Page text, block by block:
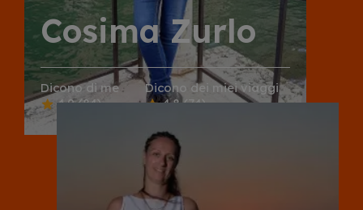
Cosima Zurlo
Dicono di me
4.9(84)
Dicono dei miei viaggi
4.8 (74)